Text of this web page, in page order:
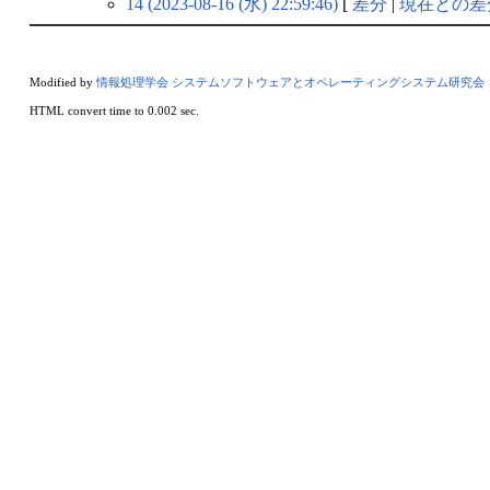
14 (2023-08-16 (水) 22:59:46)[ 差分 | 現在との差
Modified by情報処理学会 システムソフトウェアとオペレーティングシステム研究会
HTML convert time to 0.002 sec.